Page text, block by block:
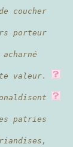
coucher
porteur
valeur.
patries